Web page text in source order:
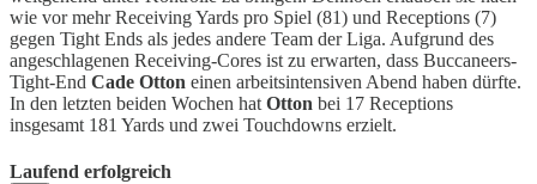
wie vor mehr Receiving Yards pro Spiel (81) und Receptions (7)
gegen Tight Ends als jedes andere Team der Liga. Aufgrund des
angeschlagenen Receiving-Cores ist zu erwarten, dass Buccaneers-
Tight-End Cade Otton einen arbeitsintensiven Abend haben dürfte.
In den letzten beiden Wochen hat Otton bei 17 Receptions
insgesamt 181 Yards und zwei Touchdowns erzielt.
Laufend erfolgreich